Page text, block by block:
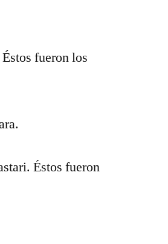
fueron los
Éstos fueron